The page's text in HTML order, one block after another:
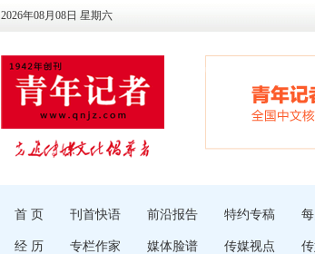
2026年08月08日 星期六
首 页 刊首快语 前沿报告 特约专稿
经 历 专栏作家 媒体脸谱 传媒视点